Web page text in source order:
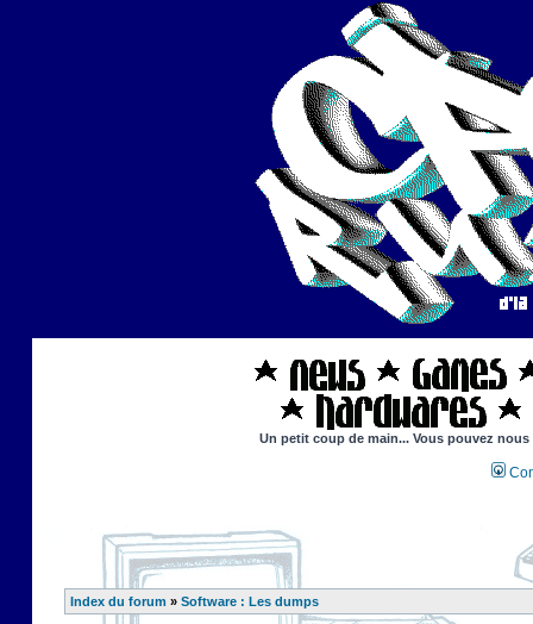
Un petit coup de main... Vous pouvez
Index du forum » Software : Les dumps